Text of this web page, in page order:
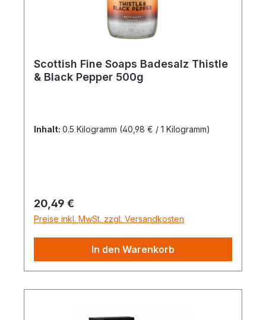
Scottish Fine Soaps Badesalz Thistle
& Black Pepper 500g
Inhalt: 0.5 Kilogramm (40,98 € / 1 Kilogramm)
Regulärer Preis:
20,49 €
Preise inkl. MwSt. zzgl. Versandkosten
In den Warenkorb